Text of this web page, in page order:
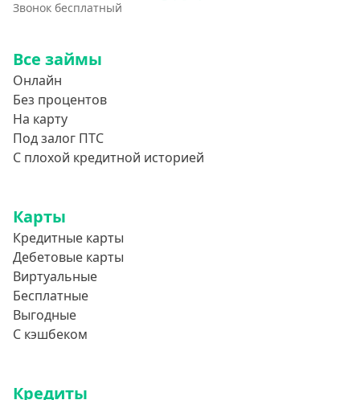
Звонок бесплатный
Все займы
Онлайн
Без процентов
На карту
Под залог ПТС
С плохой кредитной историей
Карты
Кредитные карты
Дебетовые карты
Виртуальные
Бесплатные
Выгодные
С кэшбеком
Кредиты